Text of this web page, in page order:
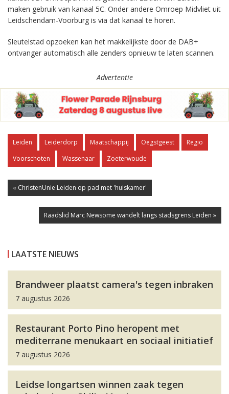
maken gebruik van kanaal 5C. Onder andere Omroep Midvliet uit
Leidschendam-Voorburg is via dat kanaal te horen.
Sleutelstad opzoeken kan het makkelijkste door de DAB+
ontvanger automatisch alle zenders opnieuw te laten scannen.
Advertentie
Leiden Leiderdorp Maatschappij Oegstgeest
Regio
Voorschoten
Wassenaar Zoeterwoude
« ChristenUnie Leiden op pad met 'huiskamer'
Raadslid Marc Newsome wandelt langs stadsgrens Leiden »
LAATSTE NIEUWS
Brandweer plaatst camera's tegen inbraken
7 augustus 2026
Restaurant Porto Pino heropent met
mediterrane menukaart en sociaal initiatief
7 augustus 2026
Leidse longartsen winnen zaak tegen